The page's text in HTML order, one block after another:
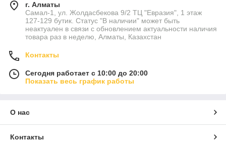
г. Алматы
Самал-1, ул. Жолдасбекова 9/2 ТЦ "Евразия", 1 этаж
127-129 бутик. Статус "В наличии" может быть
неактуален в связи с обновлением актуальности наличия
товара раз в неделю, Алматы, Казахстан
Контакты
Сегодня работает с 10:00 до 20:00
Показать весь график работы
О нас
Контакты